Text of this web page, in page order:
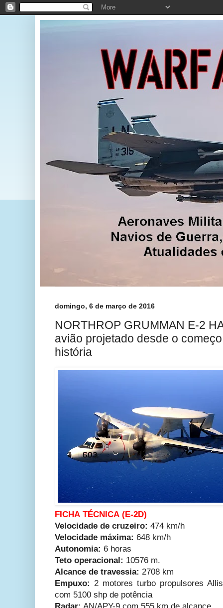
domingo, 6 de março de 2016
NORTHROP GRUMMAN E-2
avião projetado desde o
história
FICHA TÉCNICA (E-2D)
Velocidade de cruzeiro: 474 km/h
Velocidade máxima: 648 km/h
Autonomia: 6 horas
Teto operacional: 10576 m.
Alcance de travessia: 2708 km
Empuxo: 2 motores turbo propulsores
com 5100 shp de potência
Radar: AN/APY-9 com 555 km de alcance